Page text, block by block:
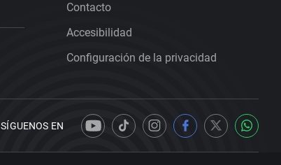
Contacto
Accesibilidad
Configuración de la privacidad
SÍGUENOS EN